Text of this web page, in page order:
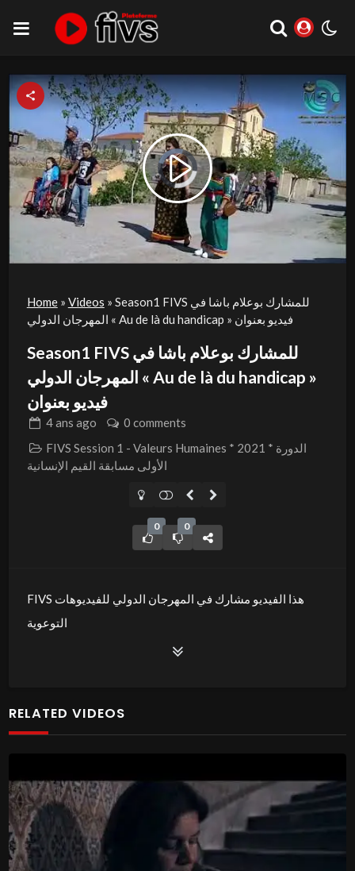
Video
Player
is
loading.
Play
Video
Home» Videos » Season1 FIVS للمشارك بوعلام باشا في
المهرجان الدولي « Au de là du handicap » فيديو بعنوان
Season1 FIVS للمشارك بوعلام باشا في
المهرجان الدولي « Au de là du handicap »
فيديو بعنوان
4 ans ago
0 comments
FIVS Session 1 - Valeurs Humaines * 2021 * الدورة
الأولى مسابقة القيم الإنسانية
0 0
FIVS هذا الفيديو مشارك في المهرجان الدولي للفيديوهات
التوعوية
بعنوان « سجن التفكير » ضمن المسابقة الدولية القيم الانسانية-
معانات ذوي الاحتياجات الخاصة في المشاغل الحياتية اليومية
RELATED VIDEOS